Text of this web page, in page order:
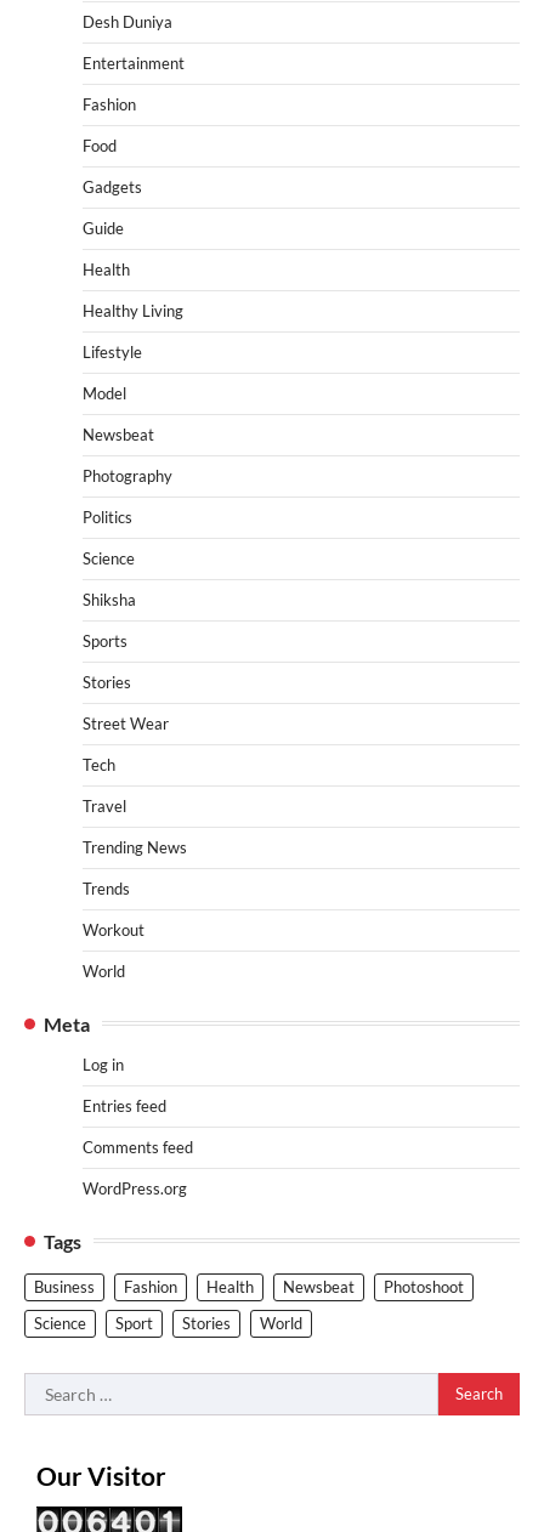
Desh Duniya
Entertainment
Fashion
Food
Gadgets
Guide
Health
Healthy Living
Lifestyle
Model
Newsbeat
Photography
Politics
Science
Shiksha
Sports
Stories
Street Wear
Tech
Travel
Trending News
Trends
Workout
World
Meta
Log in
Entries feed
Comments feed
WordPress.org
Tags
Business Fashion Health Newsbeat
Photoshoot
Science
Sport Stories World
Search
for:
Our Visitor